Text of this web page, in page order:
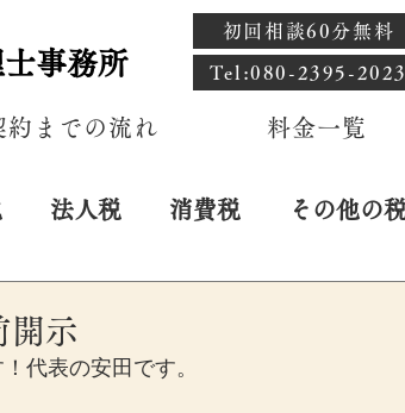
事務所
初回相談60分無料
​Tel:080-2395-2023
約までの流れ 料金一覧
法人税 消費税 その他の
開示
代表の安田です。